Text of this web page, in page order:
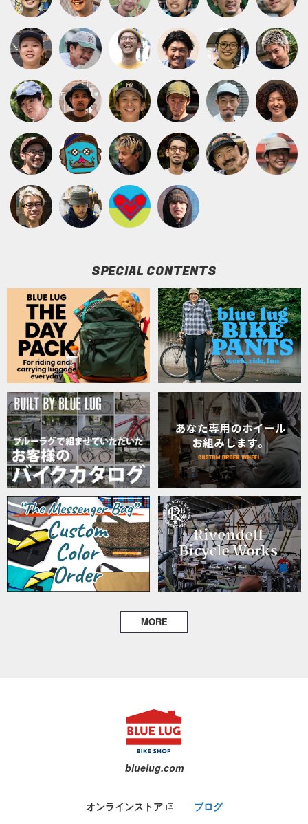
SPECIAL CONTENTS
MORE
bluelug.com
オンラインストア ブログ